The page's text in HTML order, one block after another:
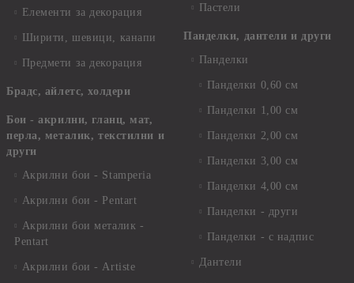
Елементи за декорация
Ширити, шевици, канапи
Предмети за декорация
Брадс, айлетс, холдери
Бои - акрилни, гланц, мат,
перла, металик, текстилни и
други
Акрилни бои - Stamperia
Акрилни бои - Pentart
Акрилни бои металик -
Pentart
Акрилни бои - Artiste
Пастели
Панделки, дантели и други
Панделки
Панделки 0,60 см
Панделки 1,00 см
Панделки 2,00 см
Панделки 3,00 см
Панделки 4,00 см
Панделки - други
Панделки - с надпис
Дантели